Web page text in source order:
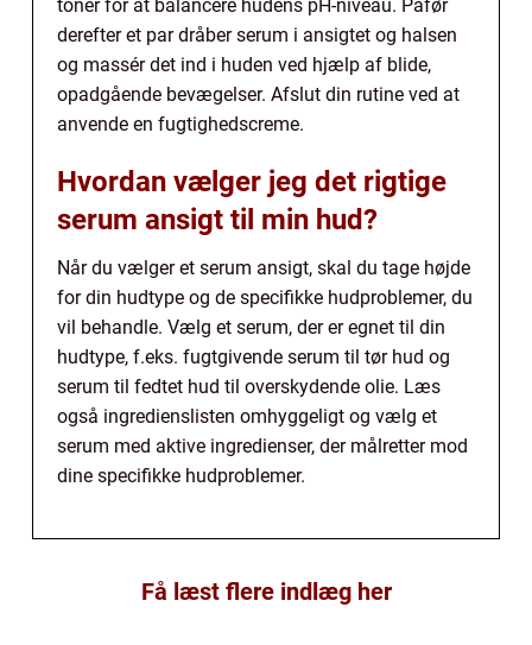
toner for at balancere hudens pH-niveau. Påfør
derefter et par dråber serum i ansigtet og halsen
og massér det ind i huden ved hjælp af blide,
opadgående bevægelser. Afslut din rutine ved at
anvende en fugtighedscreme.
Hvordan vælger jeg det rigtige
serum ansigt til min hud?
Når du vælger et serum ansigt, skal du tage højde
for din hudtype og de specifikke hudproblemer, du
vil behandle. Vælg et serum, der er egnet til din
hudtype, f.eks. fugtgivende serum til tør hud og
serum til fedtet hud til overskydende olie. Læs
også ingredienslisten omhyggeligt og vælg et
serum med aktive ingredienser, der målretter mod
dine specifikke hudproblemer.
Få læst flere indlæg her